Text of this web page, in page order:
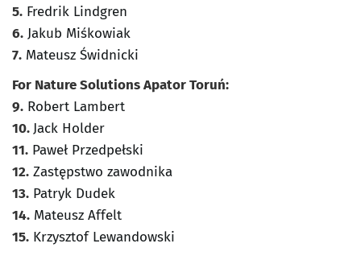
5. Fredrik Lindgren
6. Jakub Miśkowiak
7. Mateusz Świdnicki
For Nature Solutions Apator Toruń:
9. Robert Lambert
10. Jack Holder
11. Paweł Przedpełski
12. Zastępstwo zawodnika
13. Patryk Dudek
14. Mateusz Affelt
15. Krzysztof Lewandowski